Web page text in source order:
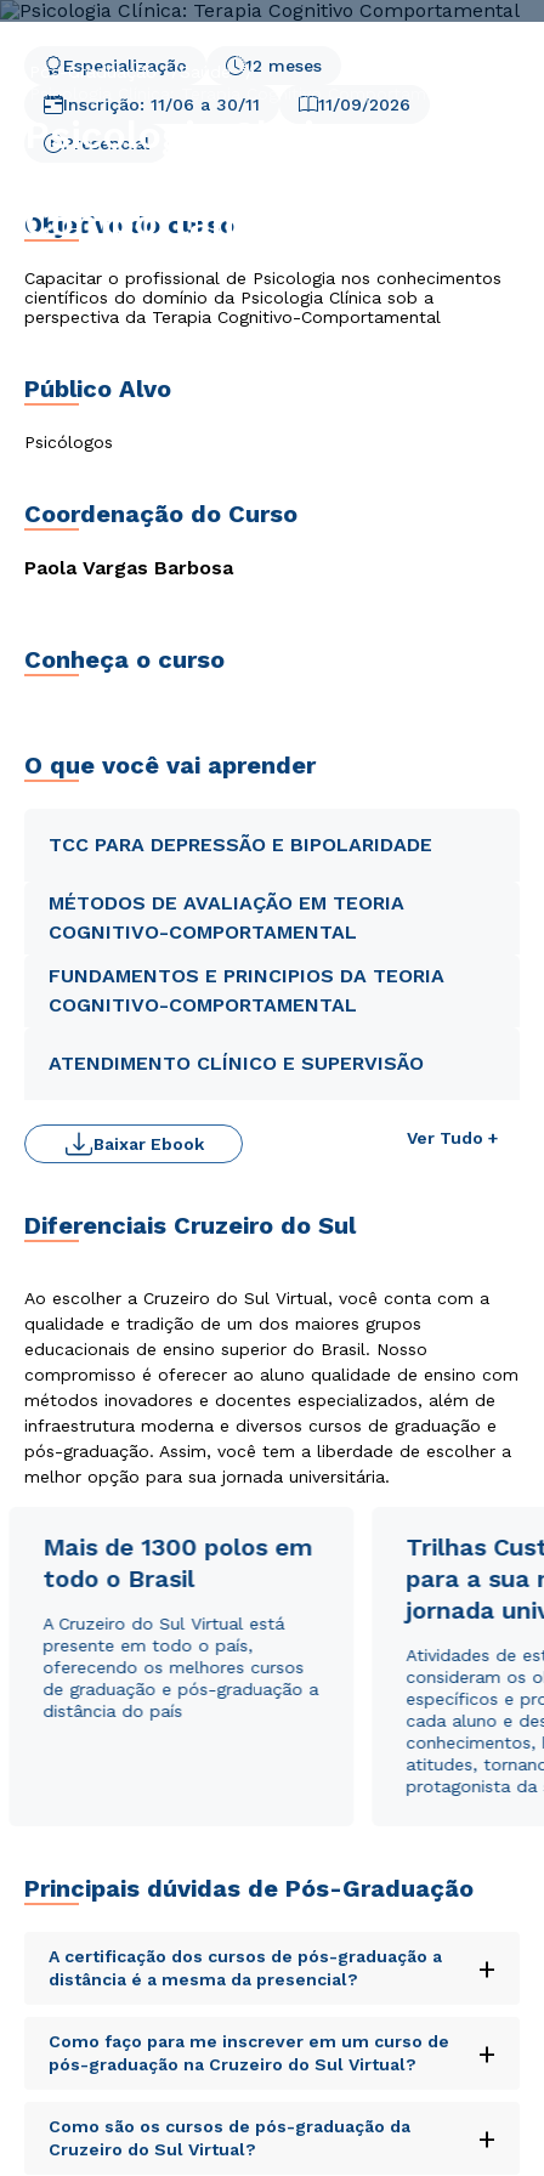
Pós-Graduação
Saúde
Psicologia Clínica: Terapia Cognitivo Comportamental
Psicologia Clínica:
Comportamental
11/09/2026
12 meses
Especialização
Presencial
Inscrição: 11/06 a 30/11
Objetivo do curso
Capacitar o profissional de Psicologia nos conhecimentos
científicos do domínio da Psicologia Clínica sob a
perspectiva da Terapia Cognitivo-Comportamental
Público Alvo
Psicólogos
Coordenação do Curso
Paola Vargas Barbosa
Conheça o curso
O que você vai aprender
TCC PARA DEPRESSÃO E BIPOLARIDADE
MÉTODOS DE AVALIAÇÃO EM TEORIA
COGNITIVO-COMPORTAMENTAL
FUNDAMENTOS E PRINCIPIOS DA TEORIA
COGNITIVO-COMPORTAMENTAL
ATENDIMENTO CLÍNICO E SUPERVISÃO
Ver Tudo +
Baixar Ebook
Diferenciais Cruzeiro do Sul
Ao escolher a Cruzeiro do Sul Virtual, você conta com a
qualidade e tradição de um dos maiores grupos
educacionais de ensino superior do Brasil. Nosso
compromisso é oferecer ao aluno qualidade de ensino com
métodos inovadores e docentes especializados, além de
infraestrutura moderna e diversos cursos de graduação e
pós-graduação. Assim, você tem a liberdade de escolher a
melhor opção para sua jornada universitária.
Mais de 1300 polos em
todo o Brasil
A Cruzeiro do Sul Virtual está
presente em todo o país,
oferecendo os melhores cursos
de graduação e pós-graduação a
distância do país
Trilhas
para a sua
jornada
Atividades de
consideram os
específicos e
cada aluno e
conhecimentos,
atitudes,
protagonista da
Principais dúvidas de Pós-Graduação
A certificação dos cursos de pós-graduação a
distância é a mesma da presencial?
+
Sed ut perspiciatis unde omnis iste natus error sit
voluptatem accusantium doloremque laudantium,
totam rem aperiam, eaque ipsa quae ab illo inventore
explicabo. Nemo enim ipsam voluptatem quia
voluptas sit aspernatur aut odit aut fugit, sed quia
Como faço para me inscrever em um curso de
pós-graduação na Cruzeiro do Sul Virtual?
+
Sed ut perspiciatis unde omnis iste natus error sit
voluptatem accusantium doloremque laudantium,
Como são os cursos de pós-graduação da
Cruzeiro do Sul Virtual?
+
WhatsApp
ou